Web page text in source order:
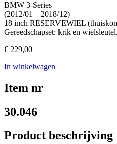
BMW 3-Series
(2012/01 – 2018/12)
18 inch RESERVEWIEL
Gereedschapset: krik en wielsleutel.
€ 229,00
In winkelwagen
Item nr
30.046
Product beschrijving